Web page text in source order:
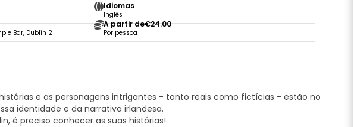
Idiomas
Inglês
Bar, Dublin 2
A partir de€24.00
Por pessoa
e as personagens intrigantes - tanto reais como fictícias - estão no
identidade e da narrativa irlandesa.
é preciso conhecer as suas histórias!